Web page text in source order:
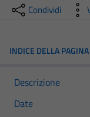
Condividi
INDICE DELLA PAGINA
Descrizione
Date